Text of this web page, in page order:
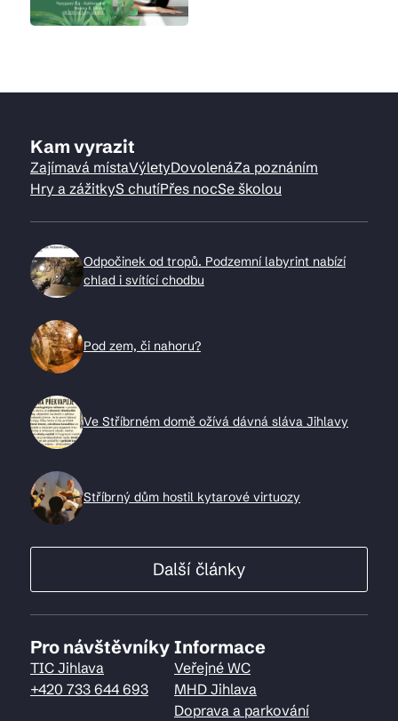
Kam vyrazit
Zajímavá místaVýletyDovolenáZa poznáním
Hry a zážitkyS chutíPřes nocSe školou
Odpočinek od tropů. Podzemní labyrint nabízí
chlad i svítící chodbu
Pod zem, či nahoru?
Ve Stříbrném domě ožívá dávná sláva Jihlavy
Stříbrný dům hostil kytarové virtuozy
Další články
Pro návštěvníky
TIC Jihlava
+420 733 644 693
Informace
Veřejné WC
MHD Jihlava
Doprava a parkování